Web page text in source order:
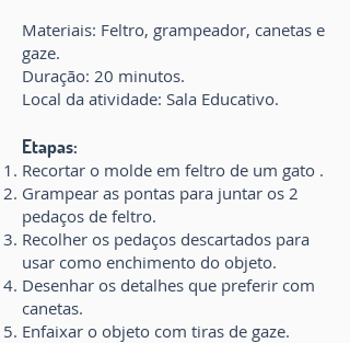
Materiais: Feltro, grampeador, canetas e
gaze.
Duração: 20 minutos.
Local da atividade: Sala Educativo.
Etapas:
Recortar o molde em feltro de um gato .
Grampear as pontas para juntar os 2
pedaços de feltro.
Recolher os pedaços descartados para
usar como enchimento do objeto.
Desenhar os detalhes que preferir com
canetas.
Enfaixar o objeto com tiras de gaze.